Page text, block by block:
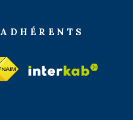
ADHÉRENTS